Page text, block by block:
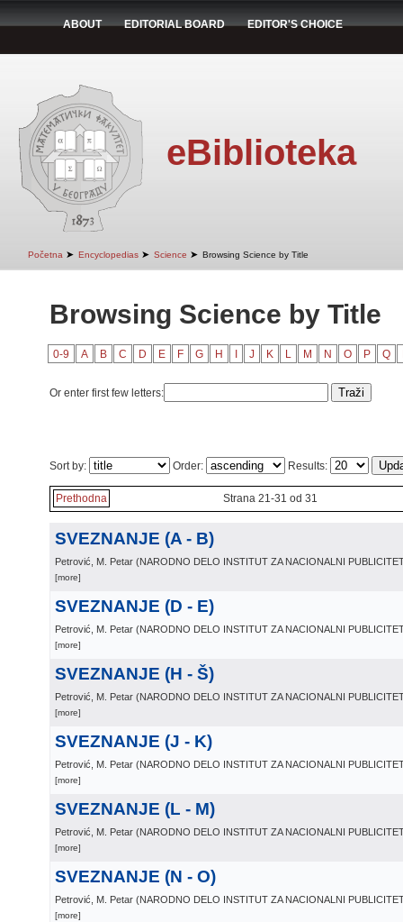
ABOUT EDITORIAL BOARD EDITOR'S CHOICE
eBiblioteka
Početna ➤ Encyclopedias ➤ Science ➤ Browsing Science by Title
Browsing Science by Title
0-9 A B C D E F G H J K L M N O P Q
Or enter first few letters:
Sort by: Order: Results:
Prethodna Strana 21-31 od 31
SVEZNANJE (A - B)
Petrović, M. Petar (NARODNO DELO INSTITUT ZA NACIONALNI
[more]
SVEZNANJE (D - E)
Petrović, M. Petar (NARODNO DELO INSTITUT ZA NACIONALNI
[more]
SVEZNANJE (H - Š)
Petrović, M. Petar (NARODNO DELO INSTITUT ZA NACIONALNI
[more]
SVEZNANJE (J - K)
Petrović, M. Petar (NARODNO DELO INSTITUT ZA NACIONALNI
[more]
SVEZNANJE (L - M)
Petrović, M. Petar (NARODNO DELO INSTITUT ZA NACIONALNI
[more]
SVEZNANJE (N - O)
Petrović, M. Petar (NARODNO DELO INSTITUT ZA NACIONALNI
[more]